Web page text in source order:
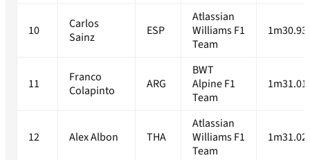
10
Carlos
Sainz
ESP
Atlassian
Williams F1
Team
11
Franco
Colapinto
ARG
BWT
Alpine F1
Team
12 Alex Albon THA
Atlassian
Williams F1
Team